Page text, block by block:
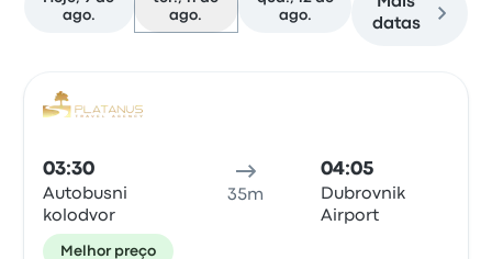
ago.
ago.
ago.
datas
03:30
Autobusni
kolodvor
35m
04:05
Dubrovnik
Airport
Melhor preço